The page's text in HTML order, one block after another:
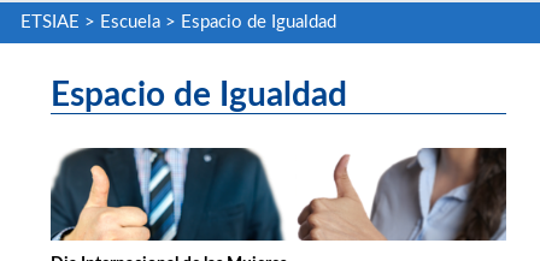
ETSIAE > Escuela> Espacio de Igualdad
Espacio de Igualdad